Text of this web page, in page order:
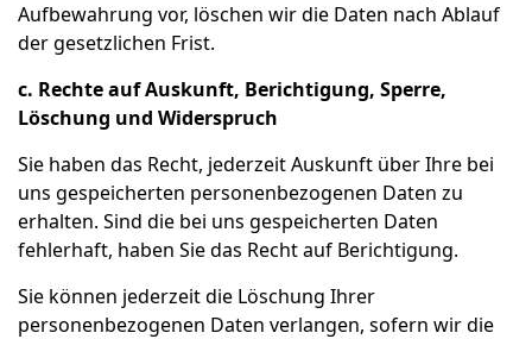
Aufbewahrung vor, löschen wir die Daten nach Ablauf
der gesetzlichen Frist.
c. Rechte auf Auskunft, Berichtigung, Sperre,
Löschung und Widerspruch
Sie haben das Recht, jederzeit Auskunft über Ihre bei
uns gespeicherten personenbezogenen Daten zu
erhalten. Sind die bei uns gespeicherten Daten
fehlerhaft, haben Sie das Recht auf Berichtigung.
Sie können jederzeit die Löschung Ihrer
personenbezogenen Daten verlangen, sofern wir die